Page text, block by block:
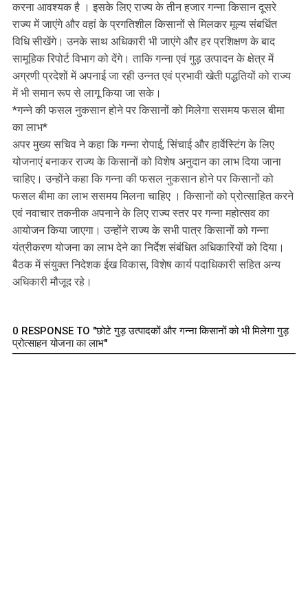
करना आवश्‍यक है । इसके लिए राज्‍य के तीन हजार गन्‍ना किसान दूसरे
राज्‍य में जाएंगे और वहां के प्रगतिशील किसानों से मिलकर मूल्‍य संबर्धित
विधि सीखेंगे। उनके साथ अधिकारी भी जाएंगे और हर प्रशिक्षण के बाद
सामूहिक रिपोर्ट विभाग को देंगे। ताकि गन्ना एवं गुड़ उत्पादन के क्षेत्र में
अग्रणी प्रदेशों में अपनाई जा रही उन्नत एवं प्रभावी खेती पद्धतियों को राज्य
में भी समान रूप से लागू किया जा सके।
*गन्ने की फसल नुकसान होने पर किसानों को मिलेगा ससमय फसल बीमा
का लाभ*
अपर मुख्य सचिव ने कहा कि गन्ना रोपाई, सिंचाई और हार्वेस्‍टिंग के लिए
योजनाएं बनाकर राज्‍य के किसानों को विशेष अनुदान का लाभ दिया जाना
चाहिए। उन्होंने कहा कि गन्‍ना की फसल नुकसान होने पर किसानों को
फसल बीमा का लाभ ससमय मिलना चाहिए । किसानों को प्रोत्‍साहित करने
एवं नवाचार तकनीक अपनाने के लिए राज्‍य स्‍तर पर गन्‍ना महोत्‍सव का
आयोजन किया जाएगा। उन्‍होंने राज्‍य के सभी पात्र किसानों को गन्ना
यंत्रीकरण योजना का लाभ देने का निर्देश संबंधित अधिकारियों को दिया।
बैठक में संयुक्त निदेशक ईख विकास, विशेष कार्य पदाधिकारी सहित अन्‍य
अधिकारी मौजूद रहे।
0 RESPONSE TO "छोटे गुड़ उत्‍पादकों और गन्‍ना किसानों को भी मिलेगा गुड़
प्रोत्‍साहन योजना का लाभ"